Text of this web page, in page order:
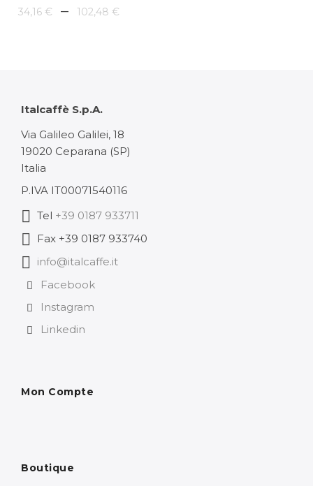
34,16 € – 102,48 €
102,48 €
Italcaffè S.p.A.
Via Galileo Galilei, 18
19020 Ceparana (SP)
Italia
P.IVA IT00071540116
Tel +39 0187 933711
Fax +39 0187 933740
info@italcaffe.it
Facebook
Instagram
Linkedin
Mon Compte
Boutique